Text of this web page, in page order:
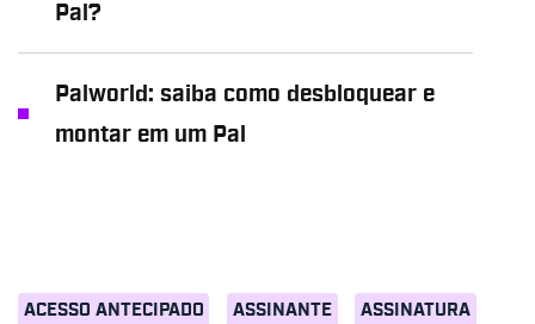
ACESSO ANTECIPADO ASSINANTE ASSINATURA
Pal?
Palworld: saiba como desbloquear e
montar em um Pal